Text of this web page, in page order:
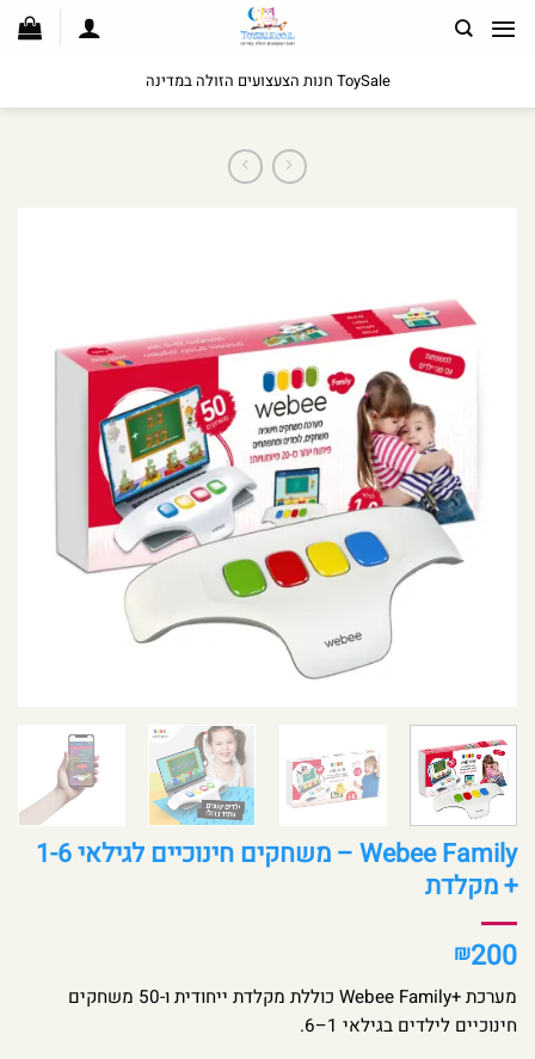
לתוכן
ToySale חנות הצעצועים הזולה במדינה
Webee Family – משחקים חינוכיים לגילאי 1-6
+ מקלדת
₪200
מערכת +Webee Family כוללת מקלדת ייחודית ו-50 משחקים
חינוכיים לילדים בגילאי 1–6.